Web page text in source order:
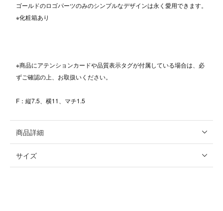
ゴールドのロゴパーツのみのシンプルなデザインは永く愛用できます。
※化粧箱あり
※商品にアテンションカードや品質表示タグが付属している場合は、必
ずご確認の上、お取扱いください。
F：縦7.5、横11、マチ1.5
商品詳細
サイズ